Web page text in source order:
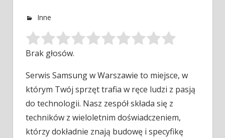
Inne
Brak głosów.
Serwis Samsung w Warszawie to miejsce, w
którym Twój sprzęt trafia w ręce ludzi z pasją
do technologii. Nasz zespół składa się z
techników z wieloletnim doświadczeniem,
którzy dokładnie znają budowę i specyfikę